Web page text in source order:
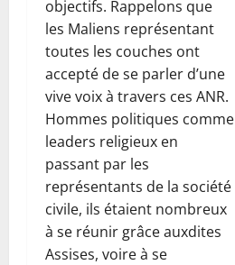
objectifs. Rappelons que
les Maliens représentant
toutes les couches ont
accepté de se parler d’une
vive voix à travers ces ANR.
Hommes politiques comme
leaders religieux en
passant par les
représentants de la société
civile, ils étaient nombreux
à se réunir grâce auxdites
Assises, voire à se